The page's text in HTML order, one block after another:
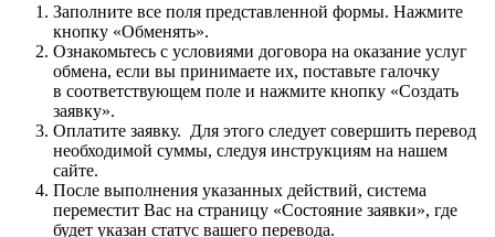
Заполните все поля представленной формы. Нажмите
кнопку «Обменять».
Ознакомьтесь с условиями договора на оказание услуг
обмена, если вы принимаете их, поставьте галочку
в соответствующем поле и нажмите кнопку «Создать
заявку».
Оплатите заявку. Для этого следует совершить перевод
необходимой суммы, следуя инструкциям на нашем
сайте.
После выполнения указанных действий, система
переместит Вас на страницу «Состояние заявки», где
будет указан статус вашего перевода.